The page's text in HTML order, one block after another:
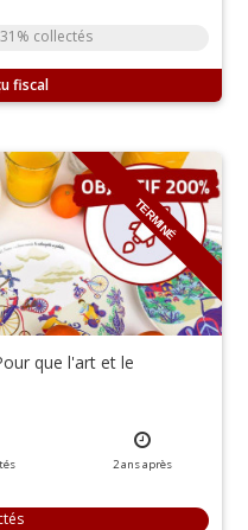
31% collectés
TERMINÉ
que l'art et le
2ansaprès